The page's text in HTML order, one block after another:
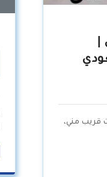
سعودي
قريب مني،